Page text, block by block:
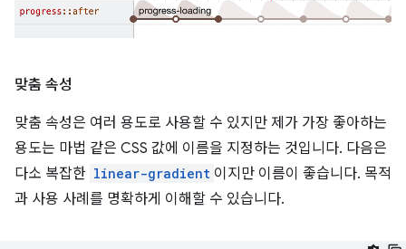
맞춤 속성
맞춤 속성은 여러 용도로 사용할 수 있지만 제가 가장 좋아하는
용도는 마법 같은 CSS 값에 이름을 지정하는 것입니다. 다음은
다소 복잡한 linear-gradient 이지만 이름이 좋습니다. 목적
과 사용 사례를 명확하게 이해할 수 있습니다.